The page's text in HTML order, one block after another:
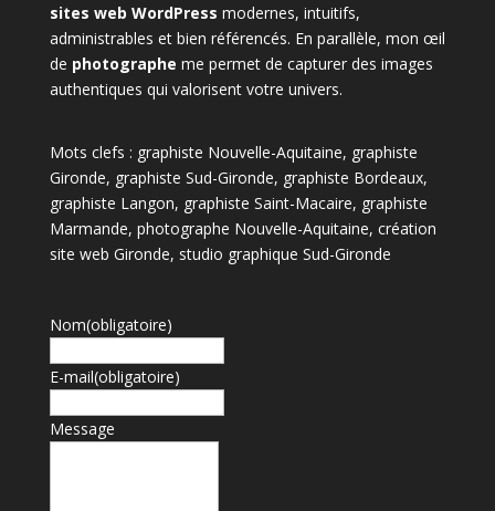
sites web WordPress modernes, intuitifs,
administrables et bien référencés. En parallèle, mon œil
de photographe me permet de capturer des images
authentiques qui valorisent votre univers.
Mots clefs : graphiste Nouvelle-Aquitaine, graphiste
Gironde, graphiste Sud-Gironde, graphiste Bordeaux,
graphiste Langon, graphiste Saint-Macaire, graphiste
Marmande, photographe Nouvelle-Aquitaine, création
site web Gironde, studio graphique Sud-Gironde
Nom(obligatoire)
E-mail(obligatoire)
Message